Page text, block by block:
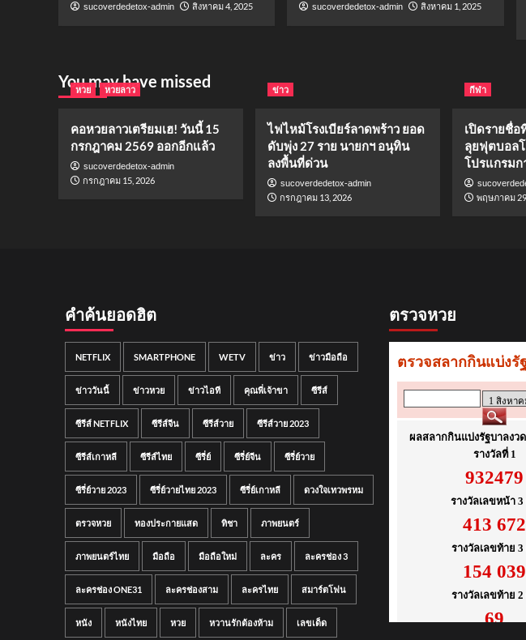
sucoverdedetox-admin สิงหาคม 4, 2025 sucoverdedetox-admin สิงหาคม 1, 2025
You may have missed
หวย หวยลาว
คอหวยลาวเตรียมเฮ! วันนี้ 15
กรกฎาคม 2569 ออกอีกแล้ว
sucoverdedetox-admin
กรกฎาคม 15, 2026
ข่าว
ไฟไหม้โรงเบียร์ลาดพร้าว ยอด
ดับพุ่ง 27 ราย นายกฯ อนุทิน
ลงพื้นที่ด่วน
sucoverdedetox-admin
กรกฎาคม 13, 2026
กีฬา
เปิดรายชื่
ลุยฟุตบอล
โปรแกรม
พฤษภาคม
คำค้นยอดฮิต
NETFLIX SMARTPHONE WETV ข่าว ข่าวมือถือ
ข่าววันนี้ ข่าวหวย ข่าวไอที คุณพี่เจ้าขา ซีรีส์
ซีรีส์ NETFLIX ซีรีส์จีน ซีรีส์วาย ซีรีส์วาย 2023
ซีรีส์เกาหลี ซีรีส์ไทย ซีรี่ย์ ซีรี่ย์จีน ซีรี่ย์วาย
ซีรี่ย์วาย 2023 ซีรี่ย์วายไทย 2023 ซีรี่ย์เกาหลี ดวงใจเทวพรหม
ตรวจหวย ทองประกายแสด ทิชา ภาพยนตร์
ภาพยนตร์ไทย มือถือ มือถือใหม่ ละคร ละครช่อง 3
ละครช่อง ONE31 ละครช่องสาม ละครไทย สมาร์ตโฟน
หนัง หนังไทย หวย หวานรักต้องห้าม เลขเด็ด
ตรวจหวย